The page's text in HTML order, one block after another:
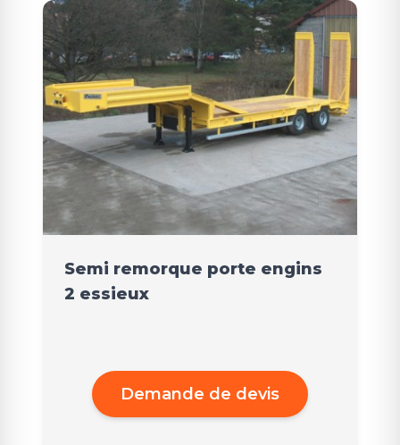
Semi remorque porte engins
2 essieux
Demande de devis